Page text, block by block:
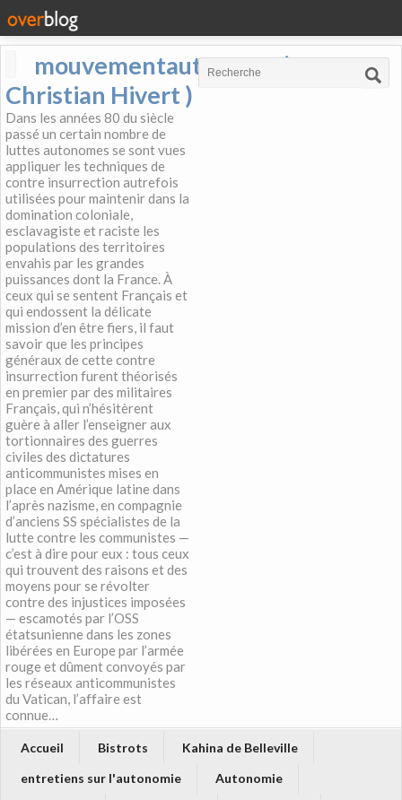
mouvementautonome (
Christian Hivert )
Dans les années 80 du siècle
passé un certain nombre de
luttes autonomes se sont vues
appliquer les techniques de
contre insurrection autrefois
utilisées pour maintenir dans la
domination coloniale,
esclavagiste et raciste les
populations des territoires
envahis par les grandes
puissances dont la France. À
ceux qui se sentent Français et
qui endossent la délicate
mission d’en être fiers, il faut
savoir que les principes
généraux de cette contre
insurrection furent théorisés
en premier par des militaires
Français, qui n’hésitèrent
guère à aller l’enseigner aux
tortionnaires des guerres
civiles des dictatures
anticommunistes mises en
place en Amérique latine dans
l’après nazisme, en compagnie
d’anciens SS spécialistes de la
lutte contre les communistes —
c’est à dire pour eux : tous ceux
qui trouvent des raisons et des
moyens pour se révolter
contre des injustices imposées
— escamotés par l’OSS
étatsunienne dans les zones
libérées en Europe par l’armée
rouge et dûment convoyés par
les réseaux anticommunistes
du Vatican, l’affaire est
connue…
Accueil Bistrots
Kahina de Belleville
entretiens sur l'autonomie
Autonomie